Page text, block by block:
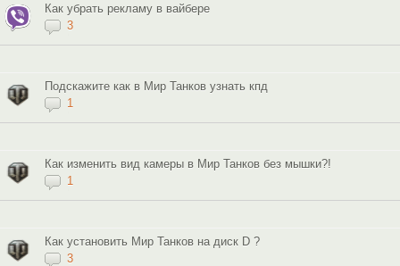
Как убрать рекламу в вайбере
3
Подскажите как в Мир Танков узнать кпд
1
Как изменить вид камеры в Мир Танков без мышки?!
1
Как установить Мир Танков на диск D ?
3